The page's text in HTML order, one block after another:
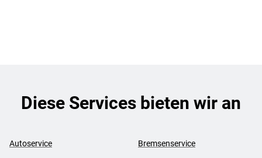
Diese Services bieten wir an
Autoservice Bremsenservice